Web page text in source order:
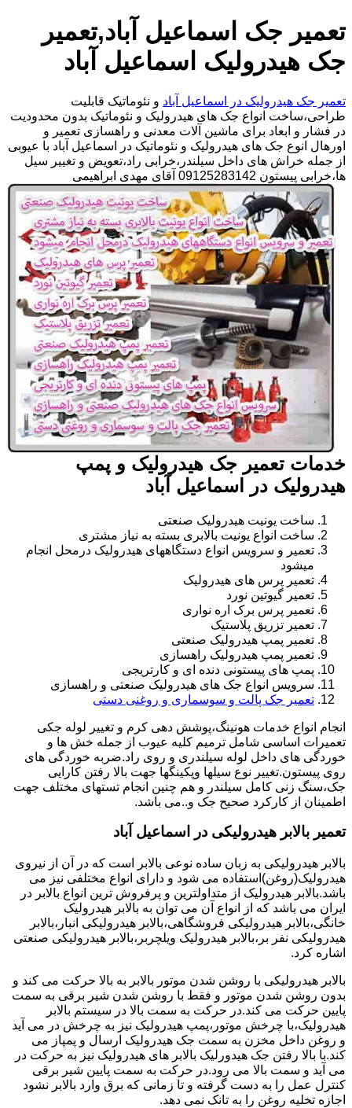
تعمیر جک اسماعیل آباد,تعمیر
جک هیدرولیک اسماعیل آباد
تعمیر جک هیدرولیک در اسماعیل آباد و نئوماتیک قابلیت
طراحی،ساخت انواع جک های هیدرولیک و نئوماتیک بدون محدودیت
در فشار و ابعاد برای ماشین آلات معدنی و راهسازی تعمیر و
اورهال انوع جک های هیدرولیک و نئوماتیک در اسماعیل آباد با عیوبی
از جمله خراش های داخل سیلندر،خرابی راد،تعویض و تغییر سیل
ها،خرابی پیستون 09125283142 آقای مهدی ابراهیمی
خدمات تعمیر جک هیدرولیک و پمپ
هیدرولیک در اسماعیل آباد
ساخت یونیت هیدرولیک صنعتی
ساخت انواع یونیت بالابری بسته به نیاز مشتری
تعمیر و سرویس انواع دستگاههای هیدرولیک درمحل انجام
میشود
تعمیر پرس های هیدرولیک
تعمیر گیوتین نورد
تعمیر پرس برک اره نواری
تعمیر تزریق پلاستیک
تعمیر پمپ هیدرولیک صنعتی
تعمیر پمپ هیدرولیک راهسازی
پمپ های پیستونی دنده ای و کارتریجی
سرویس انواع جک های هیدرولیک صنعتی و راهسازی
تعمیر جک پالت و سوسماری و روغنی دستی
انجام انواع خدمات هونینگ،پوشش دهی کرم و تغییر لوله جکی
تعمیرات اساسی شامل ترمیم کلیه عیوب از جمله خش ها و
خوردگی های داخل لوله سیلندری و روی راد.ضربه خوردگی های
روی پیستون.تغییر نوع سیلها وپکینگها جهت بالا رفتن کارایی
جک،سنگ زنی کامل سیلندر و هم چنین انجام تستهای مختلف جهت
اطمینان از کارکرد صحیح جک و..می باشد.
تعمیر بالابر هیدرولیکی در اسماعیل آباد
بالابر هیدرولیکی به زبان ساده نوعی بالابر است که در آن از نیروی
هیدرولیک(روغن)استفاده می شود و دارای انواع مختلفی نیز می
باشد.بالابر هیدرولیک از متداولترین و پرفروش ترین انواع بالابر در
ایران می باشد که از انواع آن می توان به بالابر هیدرولیک
خانگی،بالابر هیدرولیکی فروشگاهی،بالابر هیدرولیکی انبار،بالابر
هیدرولیکی نفر بر،بالابر هیدرولیک ویلچربر،بالابر هیدرولیکی صنعتی
اشاره کرد.
بالابر هیدرولیکی با روشن شدن موتور بالابر به بالا حرکت می کند و
بدون روشن شدن موتور و فقط با روشن شدن شیر برقی به سمت
پایین حرکت می کند.در حرکت به سمت بالا در سیستم بالابر
هیدرولیک،با چرخش موتور،پمپ هیدرولیک نیز به چرخش در می آید
و روغن داخل مخزن به سمت جک هیدرولیک ارسال و پمپاز می
کند.با بالا رفتن جک هیدورلیک بالابر های هیدرولیک نیز به حرکت در
می آید و سمت بالا می رود.در حرکت به سمت پایین شیر برقی
کنترل عمل را به دست گرفته و تا زمانی که برق وارد بالابر نشود
اجازه تخلیه روغن را به تانک نمی دهد.